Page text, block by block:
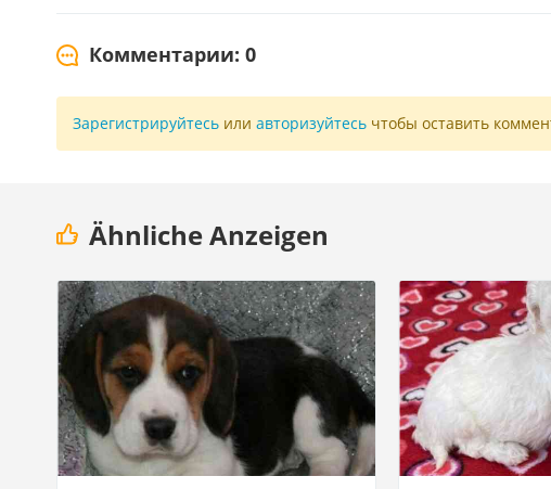
Комментарии: 0
Зарегистрируйтесь или авторизуйтесь чтобы оставить
Ähnliche Anzeigen